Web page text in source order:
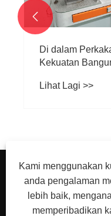
Di dalam
Kekuatan
Lihat Lagi >>

Mengenai kita
Produk
Kami menggunakan
anda pengalaman
lebih baik,
memperibadikan